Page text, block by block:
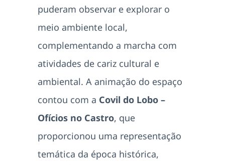
puderam observar e explorar o
meio ambiente local,
complementando a marcha com
atividades de cariz cultural e
ambiental. A animação do espaço
contou com a Covil do Lobo –
Ofícios no Castro, que
proporcionou uma representação
temática da época histórica,